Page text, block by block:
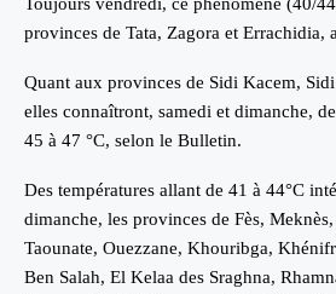
provinces de Tata, Zagora et Errachidia,
Quant aux provinces de Sidi Kacem,
elles connaîtront, samedi et dimanche,
45 à 47 °C, selon le Bulletin.
Des températures allant de 41 à 44°C
dimanche, les provinces de Fès,
Taounate, Ouezzane, Khouribga,
Ben Salah, El Kelaa des Sraghna,